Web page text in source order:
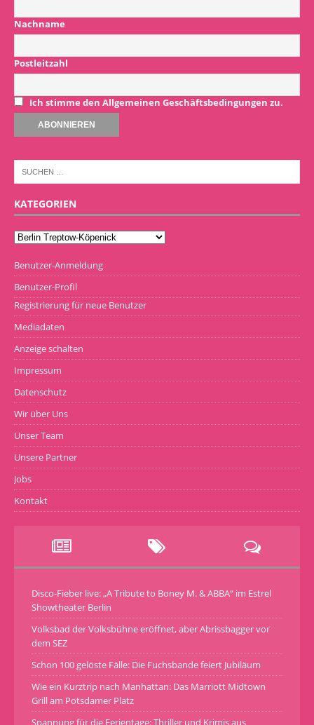
Nachname
Postleitzahl
Ich stimme den Allgemeinen Geschäftsbedingungen zu.
KATEGORIEN
Benutzer-Anmeldung
Benutzer-Profil
Registrierung für neue Benutzer
Mediadaten
Anzeige schalten
Impressum
Datenschutz
Wir über Uns
Unser Team
Unsere Partner
Jobs
Kontakt
Disco-Fieber live: „A Tribute to Boney M. & ABBA“ im Estrel
Showtheater Berlin
Volksbad der Volksbühne eröffnet, aber Abrissbagger vor
dem SEZ
Schon 100 gelöste Fälle: Die Fuchsbande feiert Jubiläum
Wie ein Kurztrip nach Manhattan: Das Marriott Midtown
Grill am Potsdamer Platz
Spannung für die Ferientage: Thriller und Krimis aus